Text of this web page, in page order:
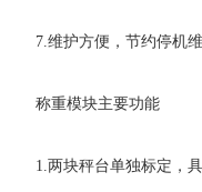
7.维护方便，节约停机维
称重模块主要功能
1.两块秤台单独标定，具